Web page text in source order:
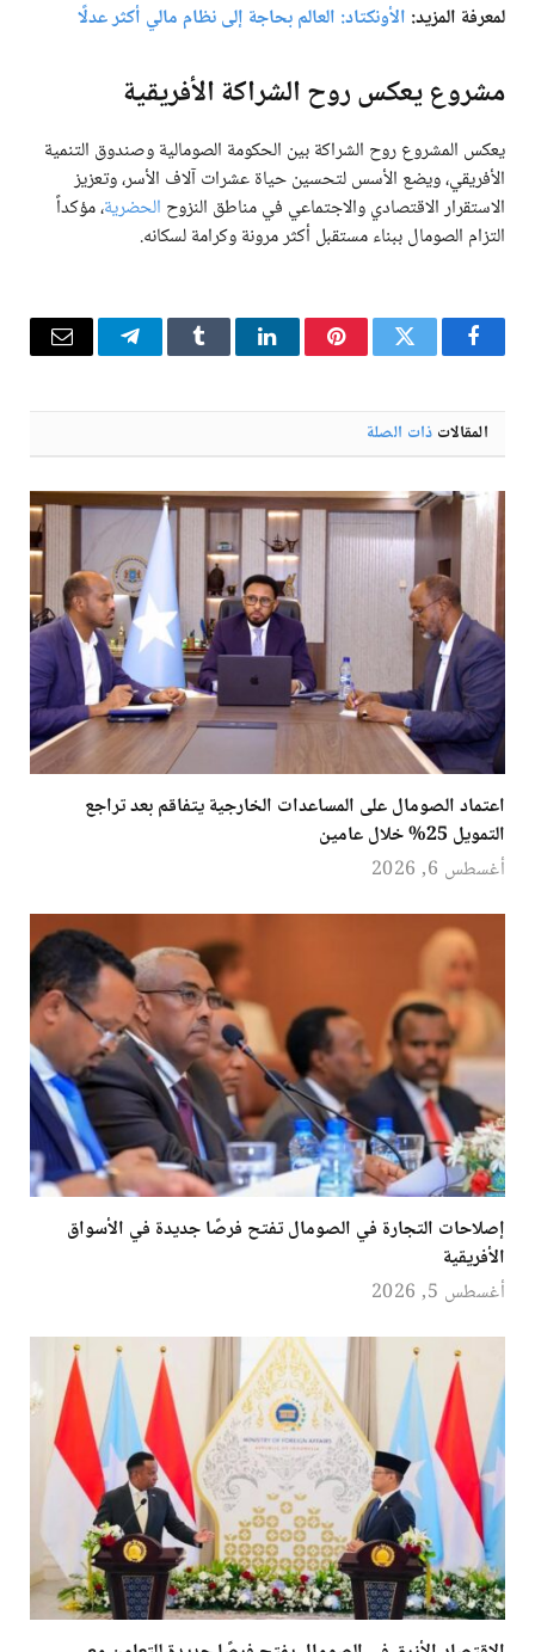
لمعرفة المزيد: الأونكتاد: العالم بحاجة إلى نظام مالي أكثر عدلًا
مشروع يعكس روح الشراكة الأفريقية
يعكس المشروع روح الشراكة بين الحكومة الصومالية وصندوق التنمية
الأفريقي، ويضع الأسس لتحسين حياة عشرات آلاف الأسر، وتعزيز
الاستقرار الاقتصادي والاجتماعي في مناطق النزوح الحضرية، مؤكداً
التزام الصومال ببناء مستقبل أكثر مرونة وكرامة لسكانه.
فيسبوكتويتر بينتيريستلينكدإن Tumblr تيلقرام البريد
المقالات ذات الصلة
اعتماد الصومال على المساعدات الخارجية يتفاقم بعد تراجع
التمويل 25% خلال عامين
أغسطس 6, 2026
إصلاحات التجارة في الصومال تفتح فرصًا جديدة في الأسواق
الأفريقية
أغسطس 5, 2026